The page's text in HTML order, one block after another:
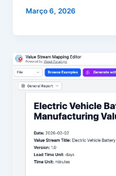
Março 6, 2026